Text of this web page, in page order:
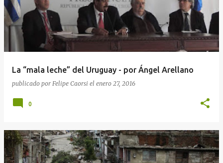
La “mala leche” del Uruguay - por Ángel Arellano
publicado por Felipe Caorsi el enero 27, 2016
0